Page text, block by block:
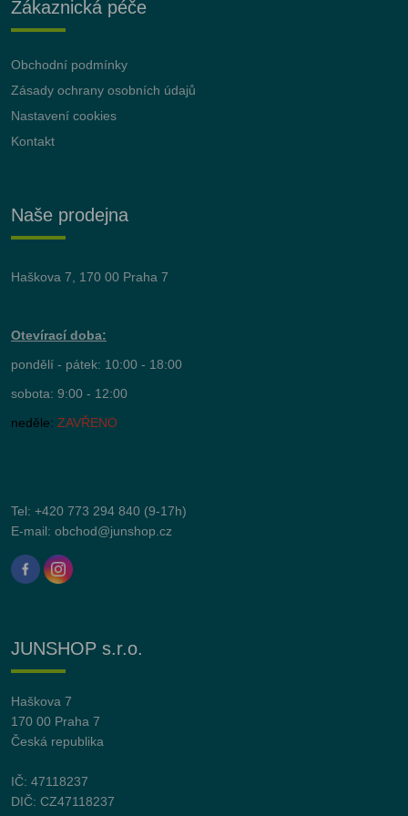
Zákaznická péče
Obchodní podmínky
Zásady ochrany osobních údajů
Nastavení cookies
Kontakt
Naše prodejna
Haškova 7, 170 00 Praha 7
Otevírací doba:
pondělí - pátek: 10:00 - 18:00
sobota: 9:00 - 12:00
neděle: ZAVŘENO
Tel: +420 773 294 840 (9-17h)
E-mail: obchod@junshop.cz
JUNSHOP s.r.o.
Haškova 7
170 00 Praha 7
Česká republika
IČ: 47118237
DIČ: CZ47118237